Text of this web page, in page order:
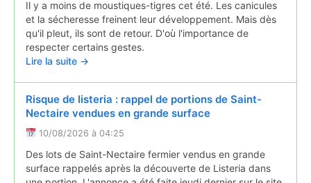
Il y a moins de moustiques-tigres cet été. Les canicules
et la sécheresse freinent leur développement. Mais dès
qu'il pleut, ils sont de retour. D'où l'importance de
respecter certains gestes.
Lire la suite →
Risque de listeria : rappel de portions de Saint-
Nectaire vendues en grande surface
10/08/2026 à 04:25
Des lots de Saint-Nectaire fermier vendus en grande
surface rappelés après la découverte de Listeria dans